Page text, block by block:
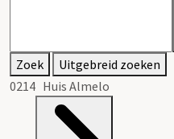
Zoek
Uitgebreid zoeken
0214 Huis Almelo